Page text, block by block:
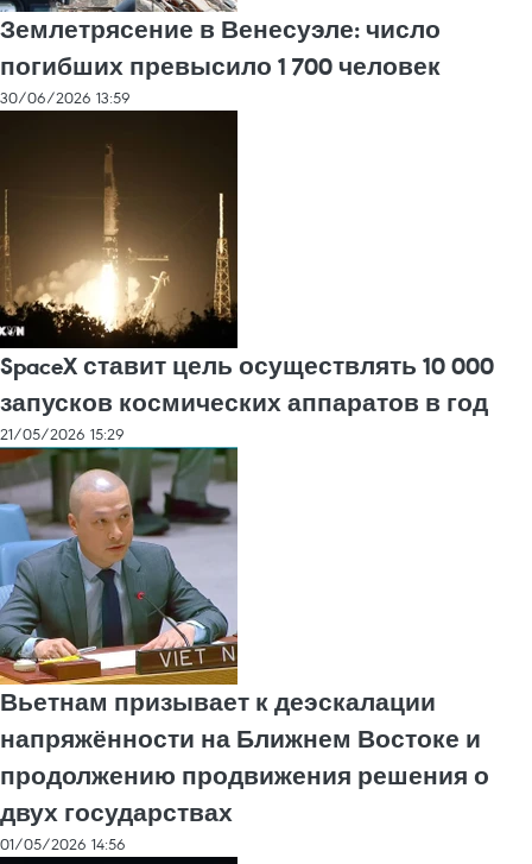
Землетрясение в Венесуэле: число
погибших превысило 1 700 человек
30/06/2026 13:59
SpaceX ставит цель осуществлять 10 000
запусков космических аппаратов в год
21/05/2026 15:29
Вьетнам призывает к деэскалации
напряжённости на Ближнем Востоке и
продолжению продвижения решения о
двух государствах
01/05/2026 14:56